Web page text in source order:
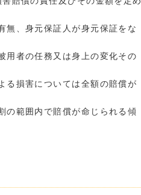
無、身元保証人が身元保証をな
用者の任務又は身上の変化その
る損害については全額の賠償が
の範囲内で賠償が命じられる傾